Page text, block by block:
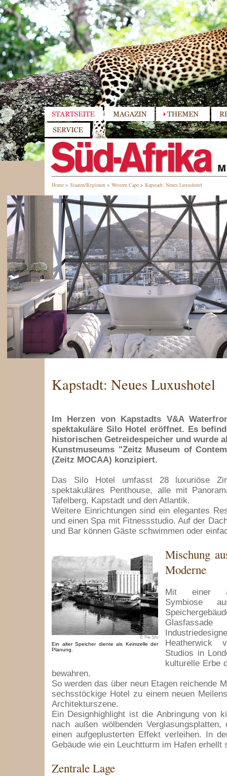
Home > Staaten/Regionen > Western Cape > Kapstadt: Neues Luxushotel
Kapstadt: Neues Luxushotel
Im Herzen von Kapstadts V&A
spektakuläre Silo Hotel eröffnet. Es
historischen Getreidespeicher und wurde
Kunstmuseums "Zeitz Museum of
(Zeitz MOCAA) konzipiert.
Das Silo Hotel umfasst 28 luxuriöse
spektakuläres Penthouse, alle mit
Tafelberg, Kapstadt und den Atlantik.
Weitere Einrichtungen sind ein elegantes
und einen Spa mit Fitnessstudio. Auf der
und Bar können Gäste schwimmen oder
© The Silo
Ein alter Speicher diente als Keimzelle der
Planung.
Mischung
Moderne
Mit einer
Symbiose
Heatherwick
Studios in
kulturelle Erbe
bewahren.
So werden das über neun Etagen reichende
sechsstöckige Hotel zu einem neuen
Architekturszene.
Ein Designhighlight ist die Anbringung von
nach außen wölbenden
einen aufgeplusterten Effekt verleihen. In
Gebäude wie ein Leuchtturm im Hafen erhellt
Zentrale Lage